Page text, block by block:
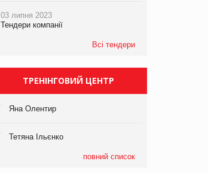
виробництва
компанії «УкраМарин»
03 липня 2023
Тендери компанії
Всі тендери
ТРЕНІНГОВИЙ ЦЕНТР
Яна Олентир
Тетяна Ільєнко
повний список